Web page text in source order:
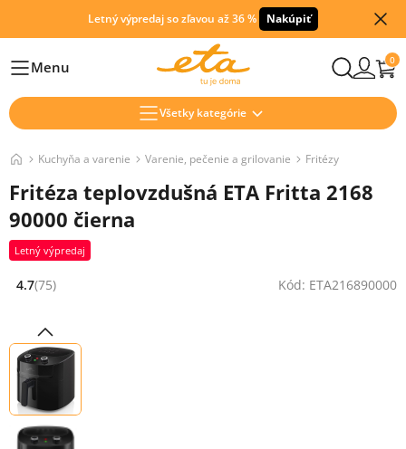
Letný výpredaj so zľavou až 36 % Nakúpiť
HlavníMenu 0
Všetky kategórie
Kuchyňa a varenie Varenie, pečenie a grilovanie Fritézy
Fritéza teplovzdušná ETA Fritta 2168
90000 čierna
Letný výpredaj
Hodnocení: 4.7 z 5 (75 recenzí)
4.7(75) Kód: ETA216890000